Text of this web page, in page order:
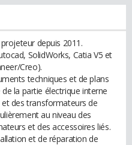
depuis 2011.
SolidWorks, Catia V5 et
Creo).
techniques et de plans
la partie électrique interne
des transformateurs de
au niveau des
et des accessoires liés.
et de réparation de